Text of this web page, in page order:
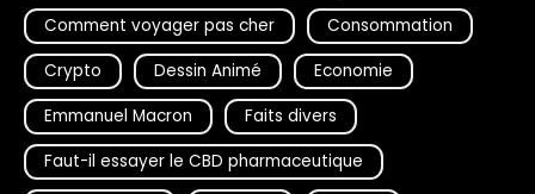
Comment voyager pas cher
Consommation
Crypto
Dessin Animé
Economie
Emmanuel Macron
Faits divers
Faut-il essayer le CBD pharmaceutique